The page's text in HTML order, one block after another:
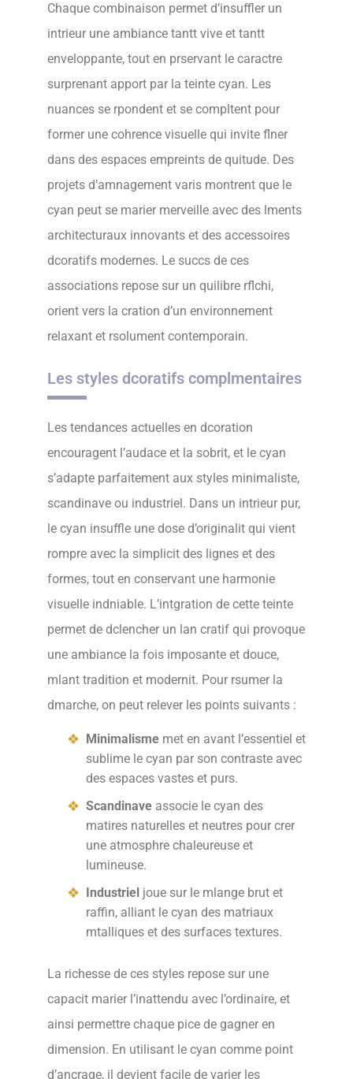
Chaque combinaison permet d’insuffler un
intrieur une ambiance tantt vive et tantt
enveloppante, tout en prservant le caractre
surprenant apport par la teinte cyan. Les
nuances se rpondent et se compltent pour
former une cohrence visuelle qui invite flner
dans des espaces empreints de quitude. Des
projets d’amnagement varis montrent que le
cyan peut se marier merveille avec des lments
architecturaux innovants et des accessoires
dcoratifs modernes. Le succs de ces
associations repose sur un quilibre rflchi,
orient vers la cration d’un environnement
relaxant et rsolument contemporain.
Les styles dcoratifs complmentaires
Les tendances actuelles en dcoration
encouragent l’audace et la sobrit, et le cyan
s’adapte parfaitement aux styles minimaliste,
scandinave ou industriel. Dans un intrieur pur,
le cyan insuffle une dose d’originalit qui vient
rompre avec la simplicit des lignes et des
formes, tout en conservant une harmonie
visuelle indniable. L’intgration de cette teinte
permet de dclencher un lan cratif qui provoque
une ambiance la fois imposante et douce,
mlant tradition et modernit. Pour rsumer la
dmarche, on peut relever les points suivants :
Minimalisme met en avant l’essentiel et
sublime le cyan par son contraste avec
des espaces vastes et purs.
Scandinave associe le cyan des
matires naturelles et neutres pour crer
une atmosphre chaleureuse et
lumineuse.
Industriel joue sur le mlange brut et
raffin, alliant le cyan des matriaux
mtalliques et des surfaces textures.
La richesse de ces styles repose sur une
capacit marier l’inattendu avec l’ordinaire, et
ainsi permettre chaque pice de gagner en
dimension. En utilisant le cyan comme point
d’ancrage, il devient facile de varier les